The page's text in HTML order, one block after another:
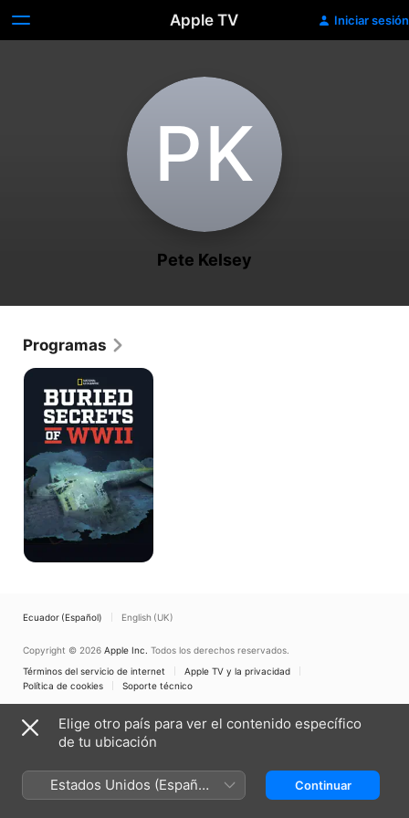
Apple TV Iniciar sesión
P‌K
Pete Kelsey
Programas
Buried
Secrets
WWII
Ecuador (Español) English (UK)
Copyright © 2026 Apple Inc. Todos los derechos reservados.
Términos del servicio de internet
Apple TV y la privacidad
Política de cookies
Soporte técnico
Elige otro país para ver el contenido específico
de tu ubicación
Estados Unidos (Español
México)
Continuar